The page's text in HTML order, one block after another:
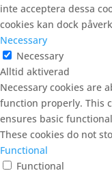
inte acceptera dessa
cookies kan dock
Necessary
Necessary
Alltid aktiverad
Necessary cookies are
function properly. This
ensures basic
These cookies do not
Functional
Functional